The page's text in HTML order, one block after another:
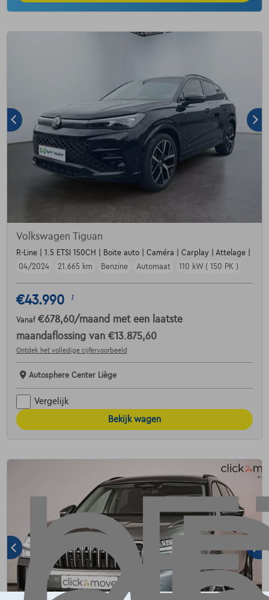
Volkswagen Tiguan
R-Line | 1.5 ETSI 150CH | Boite auto | Caméra | Carplay | Attelage |
04/2024
21.665 km Benzine Automaat 110 kW ( 150 PK )
€43.990 1
Vanaf €678,60/maand met een laatste
maandaflossing van €13.875,60
Ontdek het volledige cijfervoorbeeld
Autosphere Center Liège
Vergelijk
Bekijk wagen